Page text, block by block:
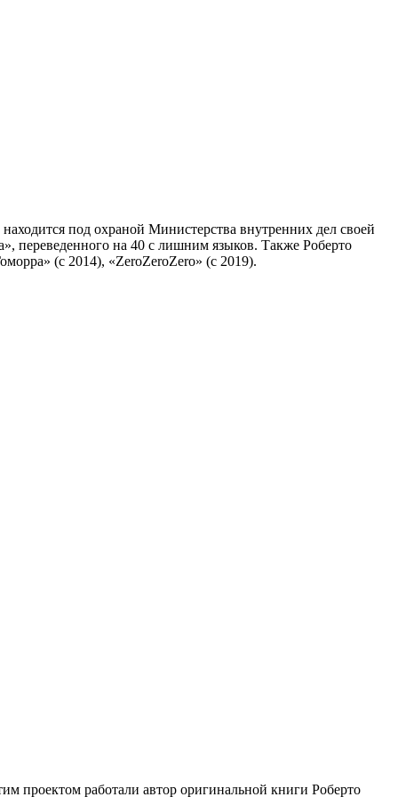
под охраной Министерства внутренних дел своей
переведенного на 40 с лишним языков. Также Роберто
(с 2014), «ZeroZeroZero» (с 2019).
проектом работали автор оригинальной книги Роберто